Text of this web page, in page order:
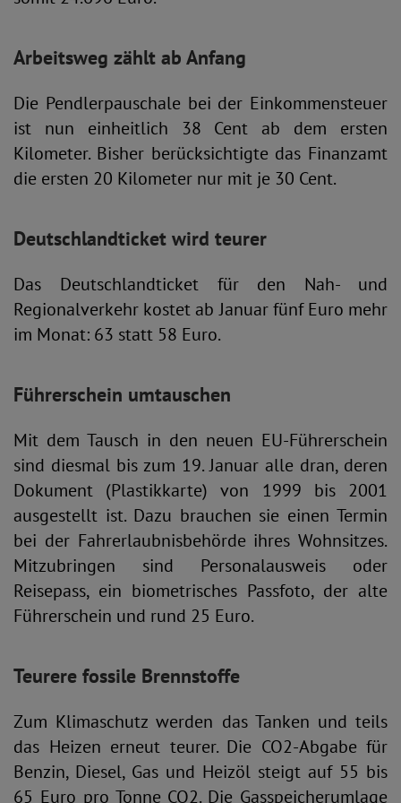
Arbeitsweg zählt ab Anfang
Die Pendlerpauschale bei der Einkommensteuer
ist nun einheitlich 38 Cent ab dem ersten
Kilometer. Bisher berücksichtigte das Finanzamt
die ersten 20 Kilometer nur mit je 30 Cent.
Deutschlandticket wird teurer
Das Deutschlandticket für den Nah- und
Regionalverkehr kostet ab Januar fünf Euro mehr
im Monat: 63 statt 58 Euro.
Führerschein umtauschen
Mit dem Tausch in den neuen EU-Führerschein
sind diesmal bis zum 19. Januar alle dran, deren
Dokument (Plastikkarte) von 1999 bis 2001
ausgestellt ist. Dazu brauchen sie einen Termin
bei der Fahrerlaubnisbehörde ihres Wohnsitzes.
Mitzubringen sind Personalausweis oder
Reisepass, ein biometrisches Passfoto, der alte
Führerschein und rund 25 Euro.
Teurere fossile Brennstoffe
Zum Klimaschutz werden das Tanken und teils
das Heizen erneut teurer. Die CO2-Abgabe für
Benzin, Diesel, Gas und Heizöl steigt auf 55 bis
65 Euro pro Tonne CO2. Die Gasspeicherumlage